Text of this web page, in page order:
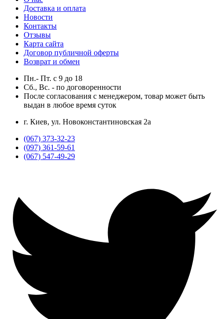
Доставка и оплата
Новости
Контакты
Отзывы
Карта сайта
Договор публичной оферты
Возврат и обмен
Пн.- Пт. с 9 до 18
Сб., Вс. - по договоренности
После согласования с менеджером, товар может быть
выдан в любое время суток
г. Киев, ул. Новоконстантиновская 2а
(067) 373-32-23
(097) 361-59-61
(067) 547-49-29